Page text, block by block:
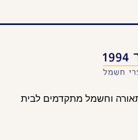
וחשמל מתקדמים לבית